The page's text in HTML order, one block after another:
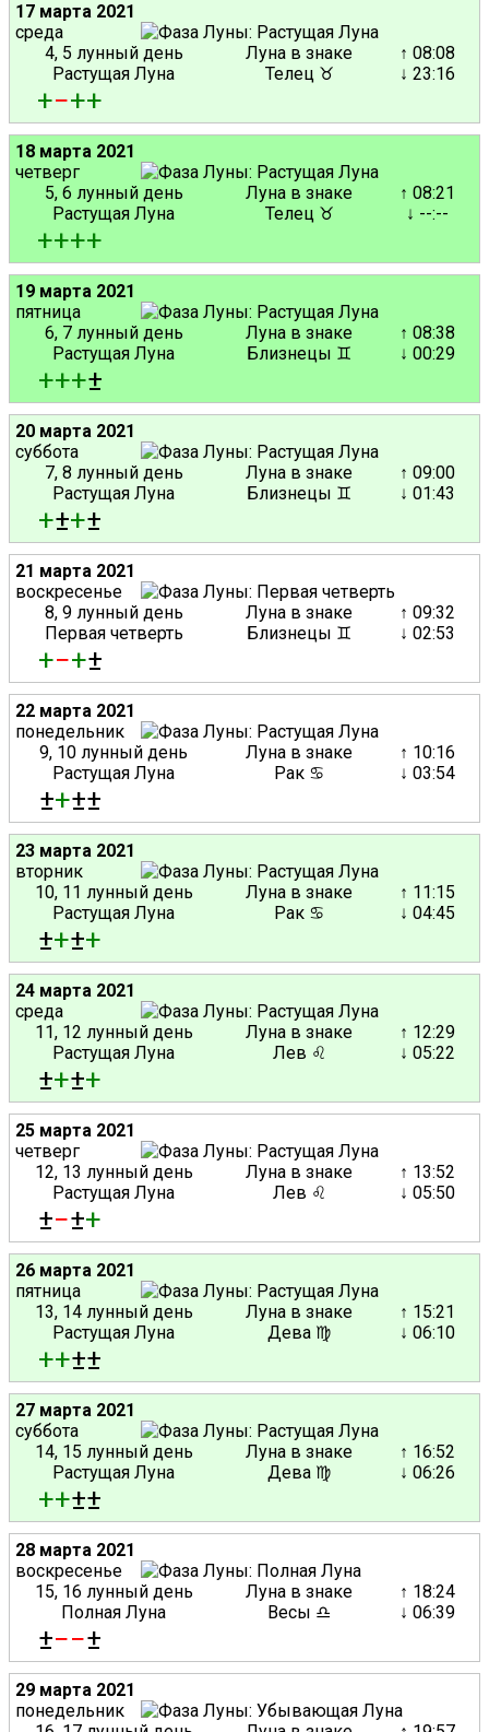
17 марта 2021
среда
4, 5 лунный день
Растущая Луна
Луна в знаке
Телец ♉
↑ 08:08
↓ 23:16
+−++
18 марта 2021
четверг
5, 6 лунный день
Растущая Луна
Луна в знаке
Телец ♉
↑ 08:21
↓ --:--
++++
19 марта 2021
пятница
6, 7 лунный день
Растущая Луна
Луна в знаке
Близнецы ♊
↑ 08:38
↓ 00:29
+++±
20 марта 2021
суббота
7, 8 лунный день
Растущая Луна
Луна в знаке
Близнецы ♊
↑ 09:00
↓ 01:43
+±+±
21 марта 2021
воскресенье
8, 9 лунный день
Первая четверть
Луна в знаке
Близнецы ♊
↑ 09:32
↓ 02:53
+−+±
22 марта 2021
понедельник
9, 10 лунный день
Растущая Луна
Луна в знаке
Рак ♋
↑ 10:16
↓ 03:54
±+±±
23 марта 2021
вторник
10, 11 лунный день
Растущая Луна
Луна в знаке
Рак ♋
↑ 11:15
↓ 04:45
±+±+
24 марта 2021
среда
11, 12 лунный день
Растущая Луна
Луна в знаке
Лев ♌
↑ 12:29
↓ 05:22
±+±+
25 марта 2021
четверг
12, 13 лунный день
Растущая Луна
Луна в знаке
Лев ♌
↑ 13:52
↓ 05:50
±−±+
26 марта 2021
пятница
13, 14 лунный день
Растущая Луна
Луна в знаке
Дева ♍
↑ 15:21
↓ 06:10
++±±
27 марта 2021
суббота
14, 15 лунный день
Растущая Луна
Луна в знаке
Дева ♍
↑ 16:52
↓ 06:26
++±±
28 марта 2021
воскресенье
15, 16 лунный день
Полная Луна
Луна в знаке
Весы ♎
↑ 18:24
↓ 06:39
±−−±
29 марта 2021
понедельник